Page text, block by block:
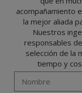
lo previsto en el
de 2016 enviando una
Gerente, junto con la
Portalada II | c/ Segador 13,
correo electrónico
acompañamiento
la mejor aliada
Nuestros
responsables
selección de la
tiempo y